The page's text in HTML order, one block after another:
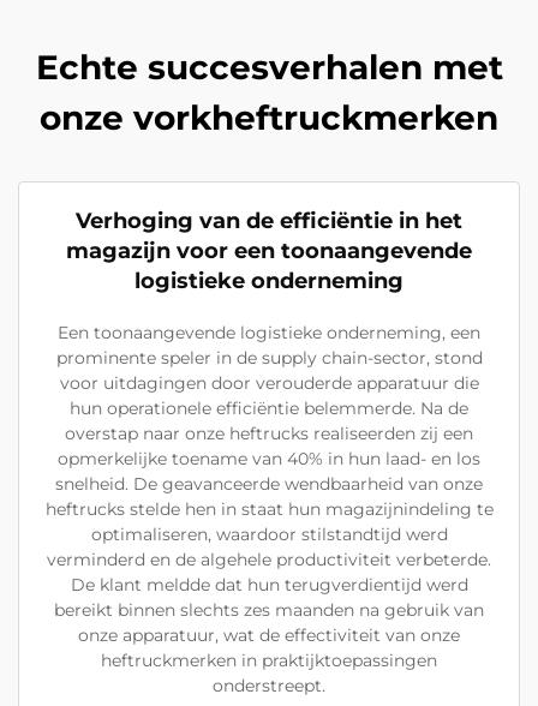
Echte succesverhalen met
onze vorkheftruckmerken
Verhoging van de efficiëntie in het
magazijn voor een toonaangevende
logistieke onderneming
Een toonaangevende logistieke onderneming, een
prominente speler in de supply chain-sector, stond
voor uitdagingen door verouderde apparatuur die
hun operationele efficiëntie belemmerde. Na de
overstap naar onze heftrucks realiseerden zij een
opmerkelijke toename van 40% in hun laad- en los
snelheid. De geavanceerde wendbaarheid van onze
heftrucks stelde hen in staat hun magazijnindeling te
optimaliseren, waardoor stilstandtijd werd
verminderd en de algehele productiviteit verbeterde.
De klant meldde dat hun terugverdientijd werd
bereikt binnen slechts zes maanden na gebruik van
onze apparatuur, wat de effectiviteit van onze
heftruckmerken in praktijktoepassingen
onderstreept.